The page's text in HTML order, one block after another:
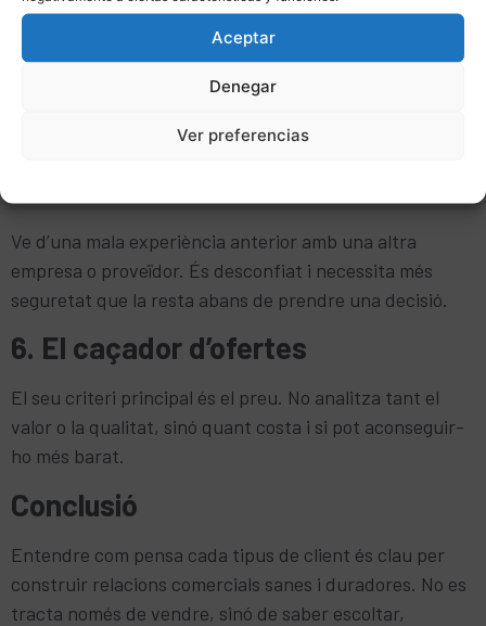
Aceptar
Denegar
Ver preferencias
Ha llegit comparatives, opinions i vídeos. Creu conèixer
perfectament el producte o servei i qüestionarà molts
fer d’una altra forma…”
Ve d’una mala experiència anterior amb una altra
empresa o proveïdor. És desconfiat i necessita més
seguretat que la resta abans de prendre una decisió.
6. El caçador d’ofertes
El seu criteri principal és el preu. No analitza tant el
valor o la qualitat, sinó quant costa i si pot aconseguir-
ho més barat.
Conclusió
Entendre com pensa cada tipus de client és clau per
construir relacions comercials sanes i duradores. No es
tracta només de vendre, sinó de saber escoltar,